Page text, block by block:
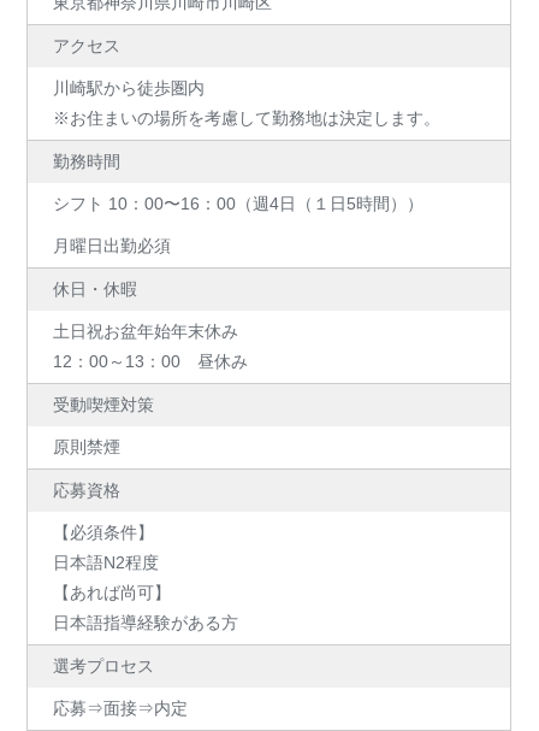
アクセス
川崎駅から徒歩圏内
※お住まいの場所を考慮して勤務地は決定します。
勤務時間
シフト 10：00〜16：00（週4日（１日5時間））
月曜日出勤必須
休日・休暇
土日祝お盆年始年末休み
12：00～13：00 昼休み
受動喫煙対策
原則禁煙
応募資格
【必須条件】
日本語N2程度
【あれば尚可】
日本語指導経験がある方
選考プロセス
応募⇒面接⇒内定